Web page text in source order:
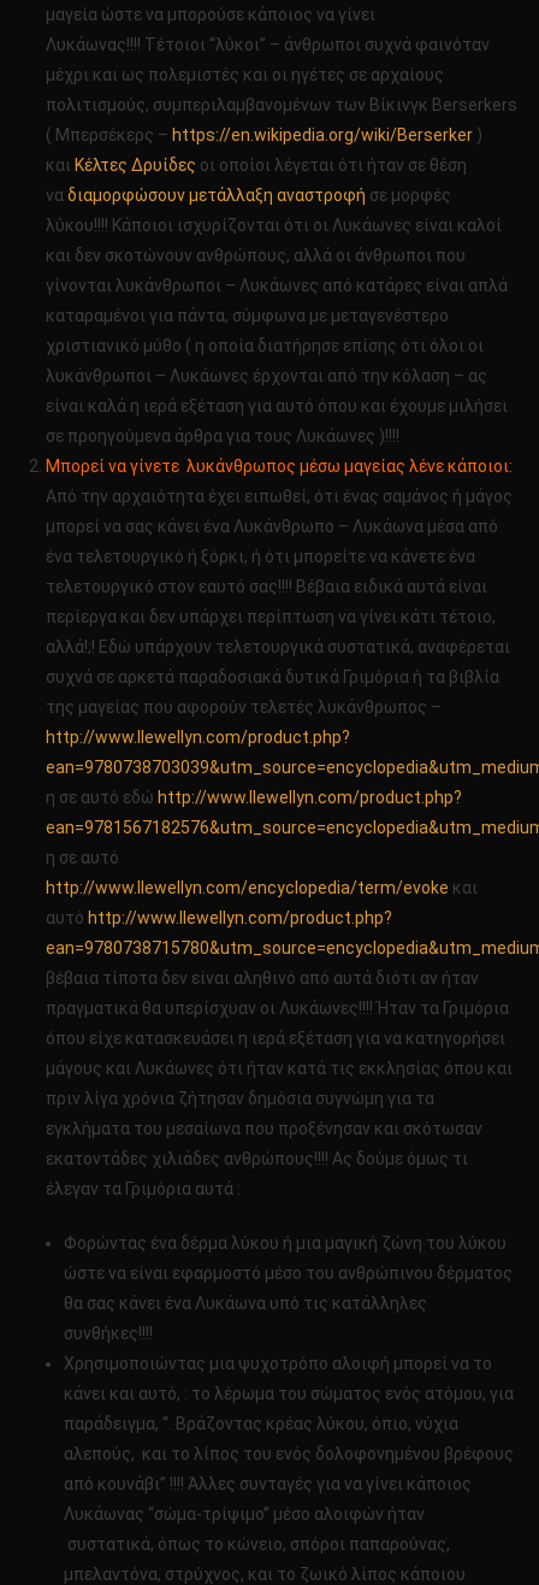
μαγεία ώστε να μπορούσε κάποιος να γίνει
Λυκάωνας!!!! Τέτοιοι “λύκοι” – άνθρωποι συχνά φαινόταν
μέχρι και ως πολεμιστές και οι ηγέτες σε αρχαίους
πολιτισμούς, συμπεριλαμβανομένων των Βίκινγκ Berserkers
( Μπερσέκερς – https://en.wikipedia.org/wiki/Berserker)
και Κέλτες Δρυίδες οι οποίοι λέγεται ότι ήταν σε θέση
να διαμορφώσουν μετάλλαξη αναστροφή σε μορφές
λύκου!!!! Κάποιοι ισχυρίζονται ότι οι Λυκάωνες είναι καλοί
και δεν σκοτώνουν ανθρώπους, αλλά οι άνθρωποι που
γίνονται λυκάνθρωποι – Λυκάωνες από κατάρες είναι απλά
καταραμένοι για πάντα, σύμφωνα με μεταγενέστερο
χριστιανικό μύθο ( η οποία διατήρησε επίσης ότι όλοι οι
λυκάνθρωποι – Λυκάωνες έρχονται από την κόλαση – ας
είναι καλά η ιερά εξέταση για αυτό όπου και έχουμε μιλήσει
σε προηγούμενα άρθρα για τους Λυκάωνες )!!!!
Μπορεί να γίνετε λυκάνθρωπος μέσω μαγείας λένε κάποιοι:
Από την αρχαιότητα έχει ειπωθεί, ότι ένας σαμάνος ή μάγος
μπορεί να σας κάνει ένα Λυκάνθρωπο – Λυκάωνα μέσα από
ένα τελετουργικό ή ξόρκι, ή ότι μπορείτε να κάνετε ένα
τελετουργικό στον εαυτό σας!!!! Βέβαια ειδικά αυτά είναι
περίεργα και δεν υπάρχει περίπτωση να γίνει κάτι τέτοιο,
αλλά!;! Εδώ υπάρχουν τελετουργικά συστατικά, αναφέρεται
συχνά σε αρκετά παραδοσιακά δυτικά Γριμόρια ή τα βιβλία
της μαγείας που αφορούν τελετές λυκάνθρωπος –
http://www.llewellyn.com/product.php?
η σε αυτό εδώ http://www.llewellyn.com/product.php?
η σε αυτό
http://www.llewellyn.com/encyclopedia/term/evoke και
αυτό http://www.llewellyn.com/product.php?
βέβαια τίποτα δεν είναι αληθινό από αυτά διότι αν ήταν
πραγματικά θα υπερίσχυαν οι Λυκάωνες!!!! Ήταν τα Γριμόρια
όπου είχε κατασκευάσει η ιερά εξέταση για να κατηγορήσει
μάγους και Λυκάωνες ότι ήταν κατά τις εκκλησίας όπου και
πριν λίγα χρόνια ζήτησαν δημόσια συγνώμη για τα
εγκλήματα του μεσαίωνα που προξένησαν και σκότωσαν
εκατοντάδες χιλιάδες ανθρώπους!!!! Ας δούμε όμως τι
έλεγαν τα Γριμόρια αυτά :
Φορώντας ένα δέρμα λύκου ή μια μαγική ζώνη του λύκου
ώστε να είναι εφαρμοστό μέσο του ανθρώπινου δέρματος
θα σας κάνει ένα Λυκάωνα υπό τις κατάλληλες
συνθήκες!!!!
Χρησιμοποιώντας μια ψυχοτρόπο αλοιφή μπορεί να το
κάνει και αυτό, : το λέρωμα του σώματος ενός ατόμου, για
παράδειγμα, “. Βράζοντας κρέας λύκου, όπιο, νύχια
αλεπούς, και το λίπος του ενός δολοφονημένου βρέφους
από κουνάβι” !!!! Άλλες συνταγές για να γίνει κάποιος
Λυκάωνας “σώμα-τρίψιμο” μέσο αλοιφών ήταν
συστατικά, όπως το κώνειο, σπόροι παπαρούνας,
μπελαντόνα, στρύχνος, και το ζωικό λίπος κάποιου